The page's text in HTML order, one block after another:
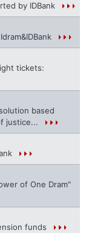
by IDBank
tickets:
based
justice...
of One Dram"
funds